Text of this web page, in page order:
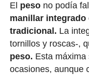
El pesono podía
manillar integrado
tradicional. La
tornillos y roscas-,
peso. Esta
ocasiones, aunque